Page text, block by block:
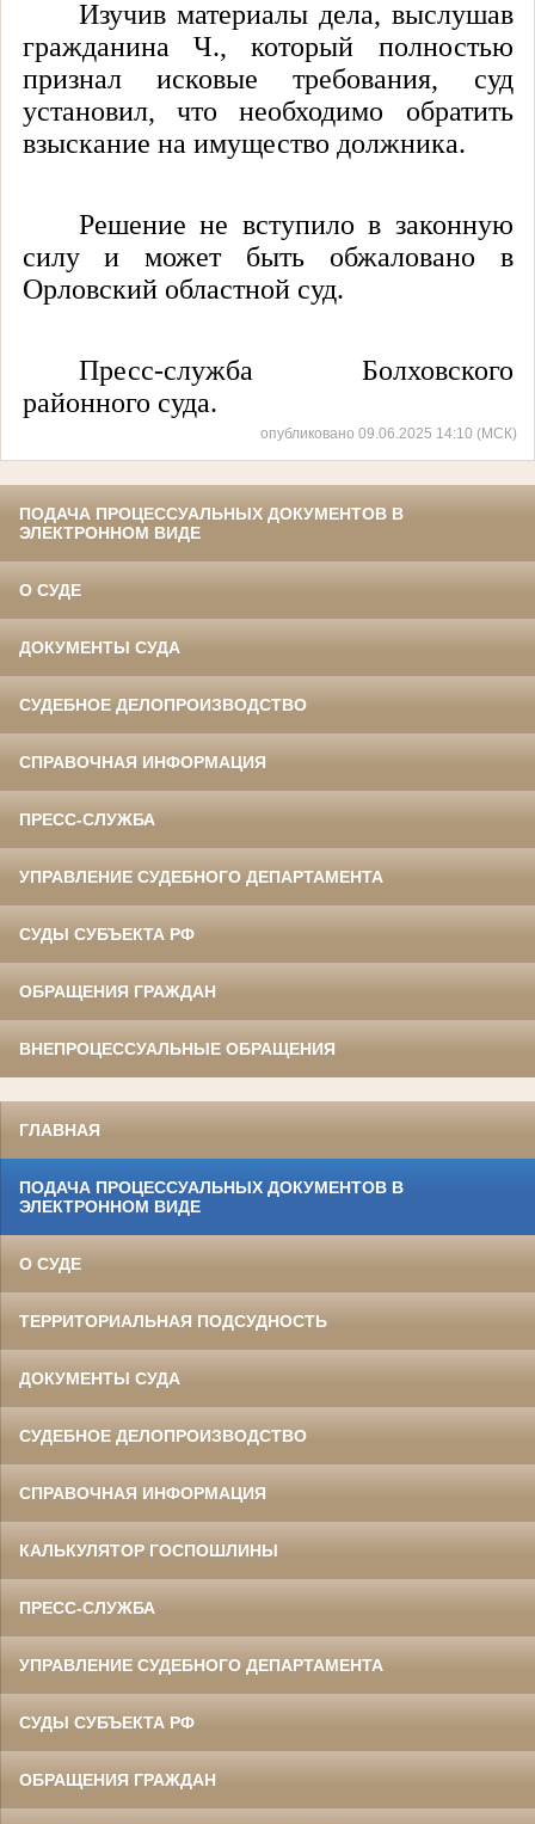
Изучив материалы дела, выслушав
гражданина Ч., который полностью
признал исковые требования, суд
установил, что необходимо обратить
взыскание на имущество должника.
Решение не вступило в законную
силу и может быть обжаловано в
Орловский областной суд.
Пресс-служба Болховского
районного суда.
опубликовано 09.06.2025 14:10 (МСК)
ПОДАЧА ПРОЦЕССУАЛЬНЫХ ДОКУМЕНТОВ В
ЭЛЕКТРОННОМ ВИДЕ
О СУДЕ
ДОКУМЕНТЫ СУДА
СУДЕБНОЕ ДЕЛОПРОИЗВОДСТВО
СПРАВОЧНАЯ ИНФОРМАЦИЯ
ПРЕСС-СЛУЖБА
УПРАВЛЕНИЕ СУДЕБНОГО ДЕПАРТАМЕНТА
СУДЫ СУБЪЕКТА РФ
ОБРАЩЕНИЯ ГРАЖДАН
ВНЕПРОЦЕССУАЛЬНЫЕ ОБРАЩЕНИЯ
ГЛАВНАЯ
ПОДАЧА ПРОЦЕССУАЛЬНЫХ ДОКУМЕНТОВ В
ЭЛЕКТРОННОМ ВИДЕ
О СУДЕ
ТЕРРИТОРИАЛЬНАЯ ПОДСУДНОСТЬ
ДОКУМЕНТЫ СУДА
СУДЕБНОЕ ДЕЛОПРОИЗВОДСТВО
СПРАВОЧНАЯ ИНФОРМАЦИЯ
КАЛЬКУЛЯТОР ГОСПОШЛИНЫ
ПРЕСС-СЛУЖБА
УПРАВЛЕНИЕ СУДЕБНОГО ДЕПАРТАМЕНТА
СУДЫ СУБЪЕКТА РФ
ОБРАЩЕНИЯ ГРАЖДАН